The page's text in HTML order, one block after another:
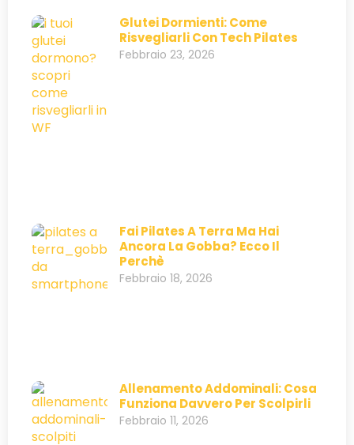
Glutei Dormienti: Come
Risvegliarli Con Tech Pilates
Febbraio 23, 2026
Fai Pilates A Terra Ma Hai
Ancora La Gobba? Ecco Il
Perchè
Febbraio 18, 2026
Allenamento Addominali: Cosa
Funziona Davvero Per Scolpirli
Febbraio 11, 2026